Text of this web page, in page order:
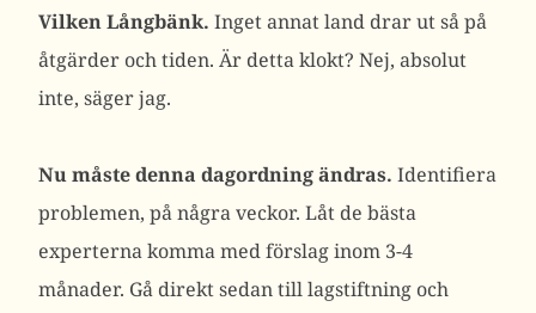
Vilken Långbänk. Inget annat land drar ut så på
åtgärder och tiden. Är detta klokt? Nej, absolut
inte, säger jag.
Nu måste denna dagordning ändras. Identifiera
problemen, på några veckor. Låt de bästa
experterna komma med förslag inom 3-4
månader. Gå direkt sedan till lagstiftning och